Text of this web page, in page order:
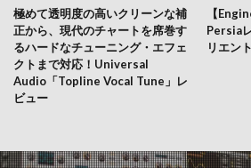
極めて透明度の高いクリーンな補
正から、現代のチャートを席巻す
るハードなチューニング・エフェ
クトまで対応！Universal
Audio「Topline Vocal Tune」レ
ビュー
【
Persia
リエン